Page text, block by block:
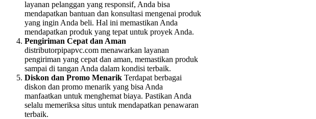
layanan pelanggan yang responsif, Anda bisa
mendapatkan bantuan dan konsultasi mengenai produk
yang ingin Anda beli. Hal ini memastikan Anda
mendapatkan produk yang tepat untuk proyek Anda.
Pengiriman Cepat dan Aman
distributorpipapvc.com menawarkan layanan
pengiriman yang cepat dan aman, memastikan produk
sampai di tangan Anda dalam kondisi terbaik.
Diskon dan Promo Menarik Terdapat berbagai
diskon dan promo menarik yang bisa Anda
manfaatkan untuk menghemat biaya. Pastikan Anda
selalu memeriksa situs untuk mendapatkan penawaran
terbaik.